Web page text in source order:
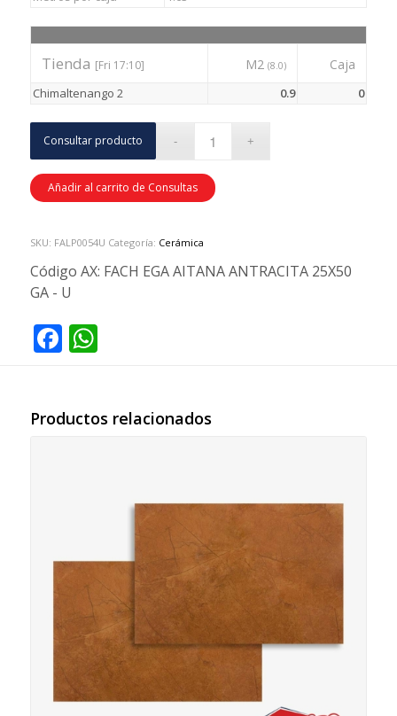
Tienda [Fri 17:10] M2 (8.0) Caja
Chimaltenango 2 0.9 0
Consultar producto
Añadir al carrito de Consultas
SKU: FALP0054U Categoría: Cerámica
Código AX: FACH EGA AITANA ANTRACITA 25X50
GA - U
Facebook
WhatsApp
Productos relacionados